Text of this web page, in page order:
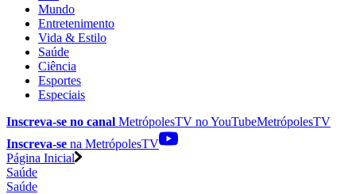
Mundo
Entretenimento
Vida & Estilo
Saúde
Ciência
Esportes
Especiais
Inscreva-se no canal MetrópolesTV noYouTubeMetrópolesTV
Inscreva-se na MetrópolesTV
Página Inicial
Saúde
Saúde